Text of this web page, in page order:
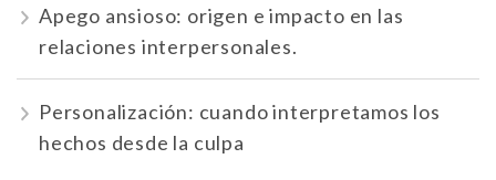
Apego ansioso: origen e impacto en las
relaciones interpersonales.
Personalización: cuando interpretamos los
hechos desde la culpa